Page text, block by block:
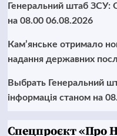
Генеральний штаб ЗСУ:
на 08.00 06.08.2026
Кам’янське отримало
надання державних
Выбрать Генеральний
інформація станом на
Cпецпроєкт «Про